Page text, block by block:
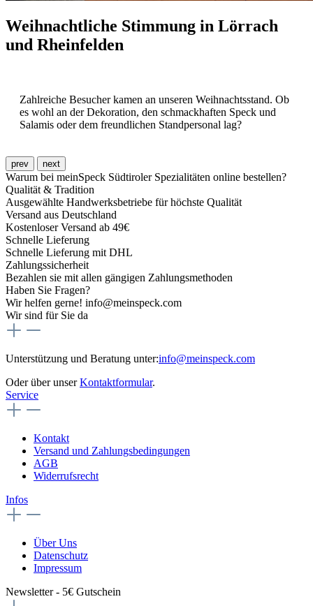
Weihnachtliche Stimmung in Lörrach
und Rheinfelden
Zahlreiche Besucher kamen an unseren Weihnachtsstand. Ob
es wohl an der Dekoration, den schmackhaften Speck und
Salamis oder dem freundlichen Standpersonal lag?
prev next
Warum bei meinSpeck Südtiroler Spezialitäten online bestellen?
Qualität & Tradition
Ausgewählte Handwerksbetriebe für höchste Qualität
Versand aus Deutschland
Kostenloser Versand ab 49€
Schnelle Lieferung
Schnelle Lieferung mit DHL
Zahlungssicherheit
Bezahlen sie mit allen gängigen Zahlungsmethoden
Haben Sie Fragen?
Wir helfen gerne! info@meinspeck.com
Wir sind für Sie da
Unterstützung und Beratung unter:info@meinspeck.com
Oder über unserKontaktformular.
Service
Kontakt
Versand und Zahlungsbedingungen
AGB
Widerrufsrecht
Infos
Über Uns
Datenschutz
Impressum
Newsletter - 5€ Gutschein